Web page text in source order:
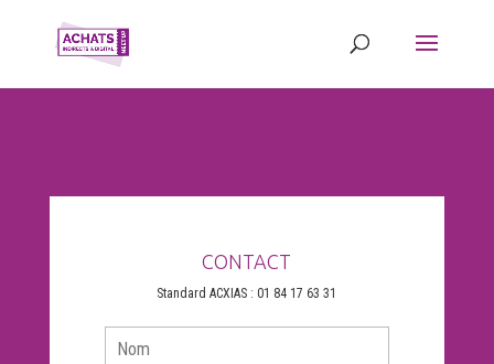
CONTACT
Standard ACXIAS : 01 84 17 63 31